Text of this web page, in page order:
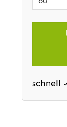
schnell